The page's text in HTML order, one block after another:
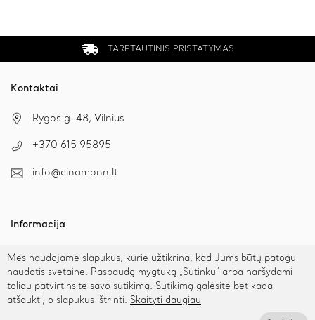
TARPTAUTINIS PRISTATYMAS
Kontaktai
Rygos g. 48, Vilnius
+370 615 95895
info@cinamonn.lt
Informacija
Apie mus
Kontaktai
Mūsų draugai
Mes naudojame slapukus, kurie užtikrina, kad Jums būtų patogu
naudotis svetaine. Paspaudę mygtuką „Sutinku“ arba naršydami
toliau patvirtinsite savo sutikimą. Sutikimą galėsite bet kada
atšaukti, o slapukus ištrinti. Skaityti daugiau